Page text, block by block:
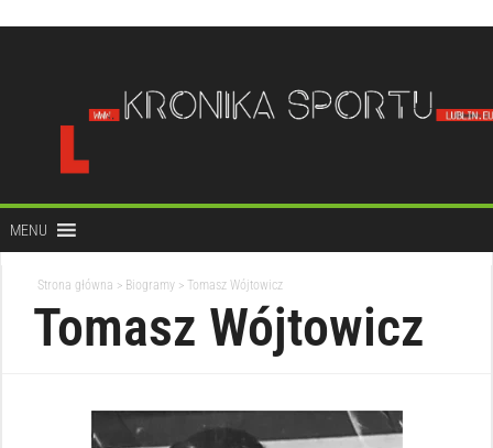
treści
MENU
Strona główna > Biogramy > Tomasz Wójtowicz
Tomasz Wójtowicz